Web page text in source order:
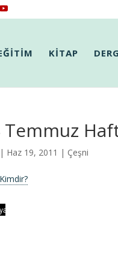
KİTAP
Temmuz
| Haz 19, 2011 | Çeşni
Kimdir?